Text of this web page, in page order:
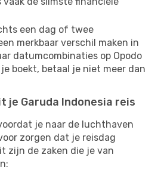
een dag of twee
merkbaar verschil maken in
datumcombinaties op Opodo
boekt, betaal je niet meer dan
je Garuda Indonesia reis
je naar de luchthaven
zorgen dat je reisdag
zijn de zaken die je van